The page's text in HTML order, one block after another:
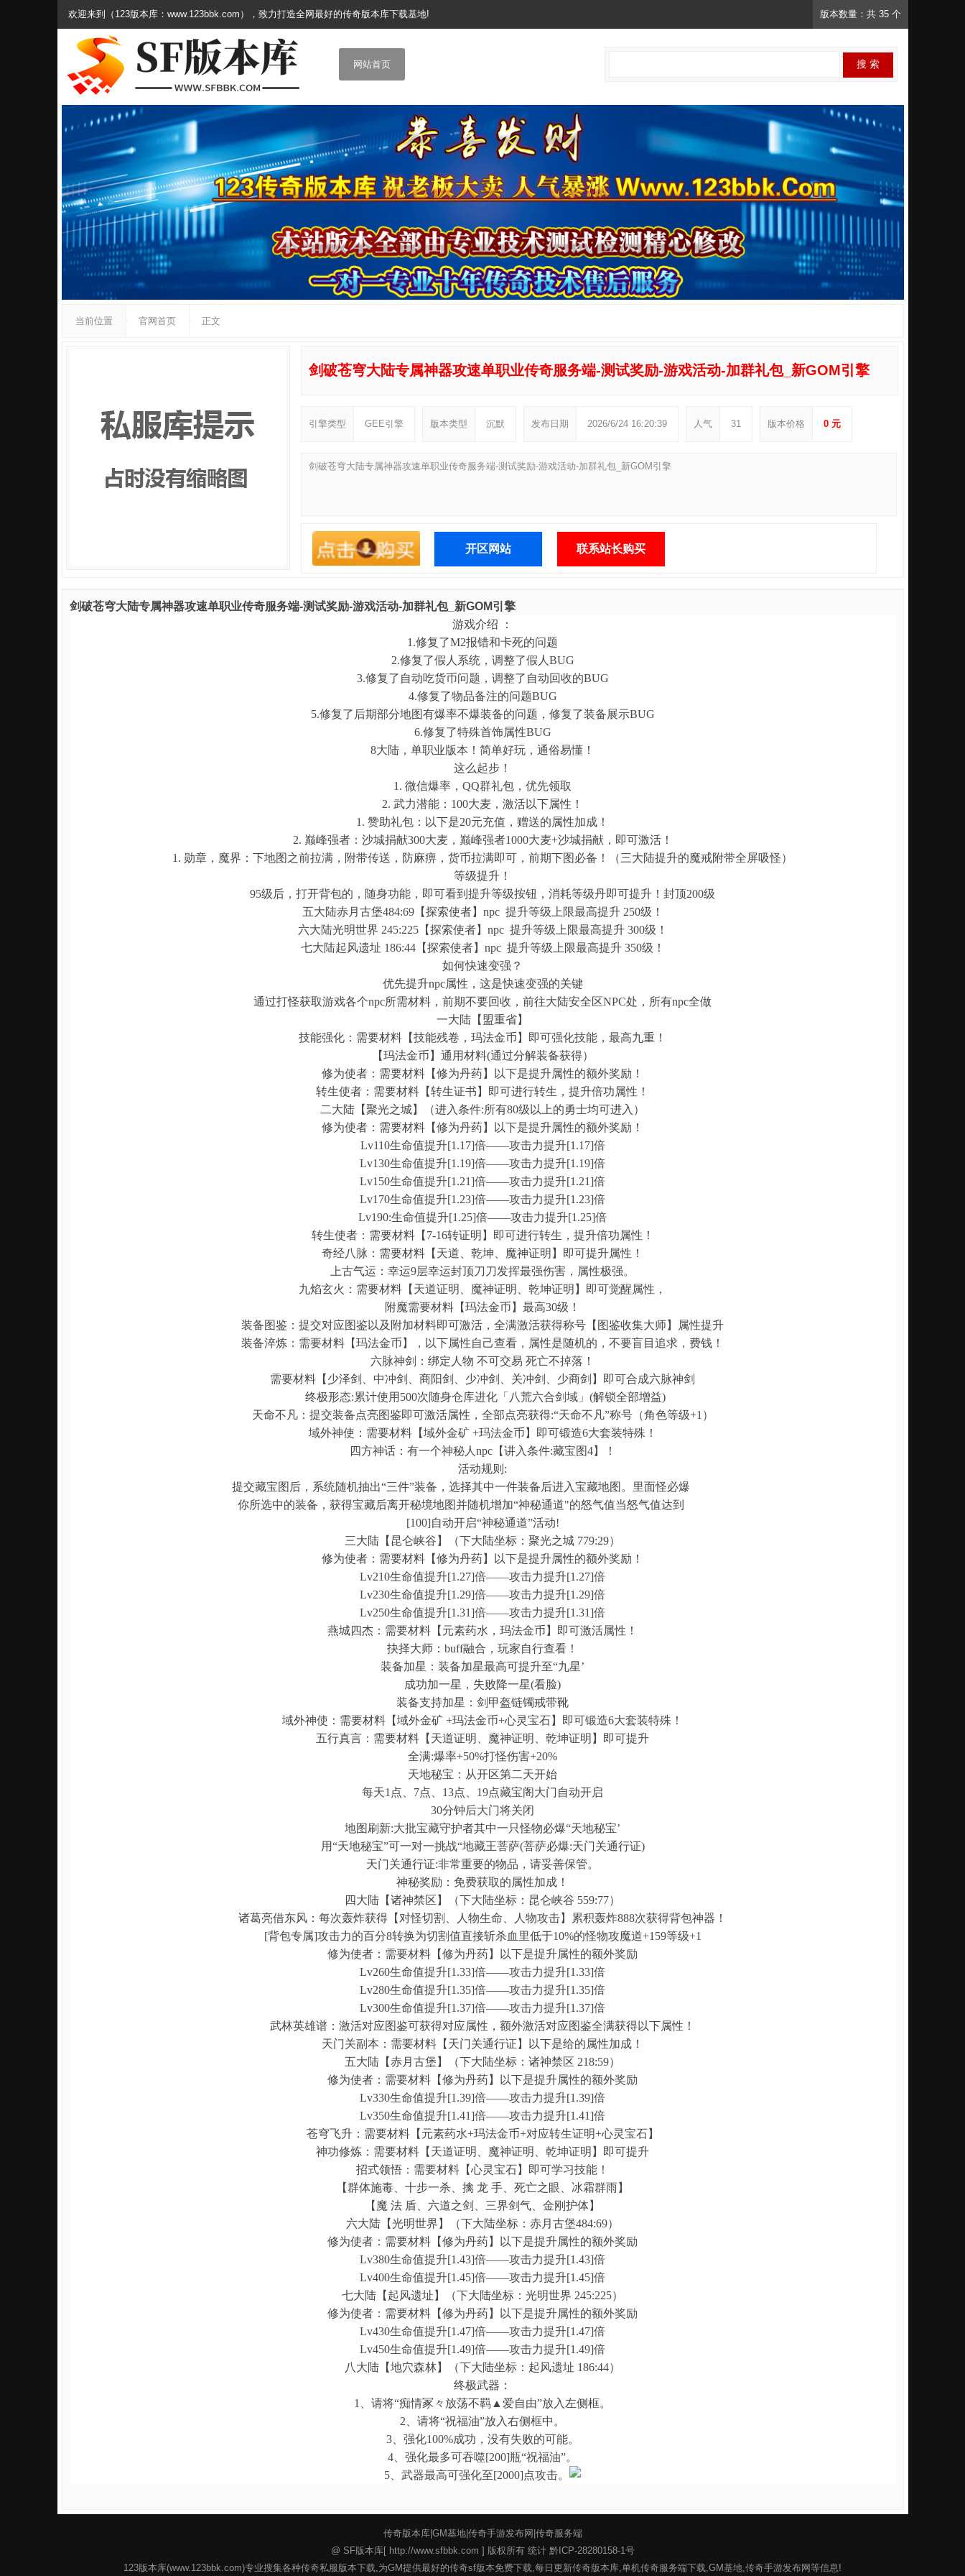
欢迎来到（123版本库：www.123bbk.com），致力打造全网最好的传奇版本库下载基地! 版本数量：共 35 个
网站首页 搜 索
当前位置 官网首页 正文
剑破苍穹大陆专属神器攻速单职业传奇服务端-测试奖励-游戏活动-加群礼包_新GOM引擎
引擎类型 GEE引擎 版本类型 沉默 发布日期 2026/6/24 16:20:39 人气 31 版本价格 0 元
剑破苍穹大陆专属神器攻速单职业传奇服务端-测试奖励-游戏活动-加群礼包_新GOM引擎
开区网站 联系站长购买
剑破苍穹大陆专属神器攻速单职业传奇服务端-测试奖励-游戏活动-加群礼包_新GOM引擎
游戏介绍 ：
1.修复了M2报错和卡死的问题
2.修复了假人系统，调整了假人BUG
3.修复了自动吃货币问题，调整了自动回收的BUG
4.修复了物品备注的问题BUG
5.修复了后期部分地图有爆率不爆装备的问题，修复了装备展示BUG
6.修复了特殊首饰属性BUG
8大陆，单职业版本！简单好玩，通俗易懂！
这么起步！
1. 微信爆率，QQ群礼包，优先领取
2. 武力潜能：100大麦，激活以下属性！
1. 赞助礼包：以下是20元充值，赠送的属性加成！
2. 巅峰强者：沙城捐献300大麦，巅峰强者1000大麦+沙城捐献，即可激活！
1. 勋章，魔界：下地图之前拉满，附带传送，防麻痹，货币拉满即可，前期下图必备！（三大陆提升的魔戒附带全屏吸怪）
等级提升！
95级后，打开背包的，随身功能，即可看到提升等级按钮，消耗等级丹即可提升！封顶200级
五大陆赤月古堡484:69【探索使者】npc 提升等级上限最高提升 250级！
六大陆光明世界 245:225【探索使者】npc 提升等级上限最高提升 300级！
七大陆起风遗址 186:44【探索使者】npc 提升等级上限最高提升 350级！
如何快速变强？
优先提升npc属性，这是快速变强的关键
通过打怪获取游戏各个npc所需材料，前期不要回收，前往大陆安全区NPC处，所有npc全做
一大陆【盟重省】
技能强化：需要材料【技能残卷，玛法金币】即可强化技能，最高九重！
【玛法金币】通用材料(通过分解装备获得）
修为使者：需要材料【修为丹药】以下是提升属性的额外奖励！
转生使者：需要材料【转生证书】即可进行转生，提升倍功属性！
二大陆【聚光之城】（进入条件:所有80级以上的勇士均可进入）
修为使者：需要材料【修为丹药】以下是提升属性的额外奖励！
Lv110生命值提升[1.17]倍——攻击力提升[1.17]倍
Lv130生命值提升[1.19]倍——攻击力提升[1.19]倍
Lv150生命值提升[1.21]倍——攻击力提升[1.21]倍
Lv170生命值提升[1.23]倍——攻击力提升[1.23]倍
Lv190:生命值提升[1.25]倍——攻击力提升[1.25]倍
转生使者：需要材料【7-16转证明】即可进行转生，提升倍功属性！
奇经八脉：需要材料【天道、乾坤、魔神证明】即可提升属性！
上古气运：幸运9层幸运封顶刀刀发挥最强伤害，属性极强。
九焰玄火：需要材料【天道证明、魔神证明、乾坤证明】即可觉醒属性，
附魔需要材料【玛法金币】最高30级！
装备图鉴：提交对应图鉴以及附加材料即可激活，全满激活获得称号【图鉴收集大师】属性提升
装备淬炼：需要材料【玛法金币】，以下属性自己查看，属性是随机的，不要盲目追求，费钱！
六脉神剑：绑定人物 不可交易 死亡不掉落！
需要材料【少泽剑、中冲剑、商阳剑、少冲剑、关冲剑、少商剑】即可合成六脉神剑
终极形态:累计使用500次随身仓库进化「八荒六合剑域」(解锁全部增益)
天命不凡：提交装备点亮图鉴即可激活属性，全部点亮获得:“天命不凡”称号（角色等级+1）
域外神使：需要材料【域外金矿 +玛法金币】即可锻造6大套装特殊！
四方神话：有一个神秘人npc【讲入条件:藏宝图4】！
活动规则:
提交藏宝图后，系统随机抽出“三件”装备，选择其中一件装备后进入宝藏地图。里面怪必爆
你所选中的装备，获得宝藏后离开秘境地图并随机增加“神秘通道"的怒气值当怒气值达到
[100]自动开启“神秘通道”活动!
三大陆【昆仑峡谷】（下大陆坐标：聚光之城 779:29）
修为使者：需要材料【修为丹药】以下是提升属性的额外奖励！
Lv210生命值提升[1.27]倍——攻击力提升[1.27]倍
Lv230生命值提升[1.29]倍——攻击力提升[1.29]倍
Lv250生命值提升[1.31]倍——攻击力提升[1.31]倍
燕城四杰：需要材料【元素药水，玛法金币】即可激活属性！
抉择大师：buff融合，玩家自行查看！
装备加星：装备加星最高可提升至“九星’
成功加一星，失败降一星(看脸)
装备支持加星：剑甲盔链镯戒带靴
域外神使：需要材料【域外金矿 +玛法金币+心灵宝石】即可锻造6大套装特殊！
五行真言：需要材料【天道证明、魔神证明、乾坤证明】即可提升
全满:爆率+50%打怪伤害+20%
天地秘宝：从开区第二天开始
每天1点、7点、13点、19点藏宝阁大门自动开启
30分钟后大门将关闭
地图刷新:大批宝藏守护者其中一只怪物必爆“天地秘宝’
用“天地秘宝”可一对一挑战“地藏王菩萨(菩萨必爆:天门关通行证)
天门关通行证:非常重要的物品，请妥善保管。
神秘奖励：免费获取的属性加成！
四大陆【诸神禁区】（下大陆坐标：昆仑峡谷 559:77）
诸葛亮借东风：每次轰炸获得【对怪切割、人物生命、人物攻击】累积轰炸888次获得背包神器！
[背包专属]攻击力的百分8转换为切割值直接斩杀血里低于10%的怪物攻魔道+159等级+1
修为使者：需要材料【修为丹药】以下是提升属性的额外奖励
Lv260生命值提升[1.33]倍——攻击力提升[1.33]倍
Lv280生命值提升[1.35]倍——攻击力提升[1.35]倍
Lv300生命值提升[1.37]倍——攻击力提升[1.37]倍
武林英雄谱：激活对应图鉴可获得对应属性，额外激活对应图鉴全满获得以下属性！
天门关副本：需要材料【天门关通行证】以下是给的属性加成！
五大陆【赤月古堡】（下大陆坐标：诸神禁区 218:59）
修为使者：需要材料【修为丹药】以下是提升属性的额外奖励
Lv330生命值提升[1.39]倍——攻击力提升[1.39]倍
Lv350生命值提升[1.41]倍——攻击力提升[1.41]倍
苍穹飞升：需要材料【元素药水+玛法金币+对应转生证明+心灵宝石】
神功修炼：需要材料【天道证明、魔神证明、乾坤证明】即可提升
招式领悟：需要材料【心灵宝石】即可学习技能！
【群体施毒、十步一杀、擒 龙 手、死亡之眼、冰霜群雨】
【魔 法 盾、六道之剑、三界剑气、金刚护体】
六大陆【光明世界】（下大陆坐标：赤月古堡484:69）
修为使者：需要材料【修为丹药】以下是提升属性的额外奖励
Lv380生命值提升[1.43]倍——攻击力提升[1.43]倍
Lv400生命值提升[1.45]倍——攻击力提升[1.45]倍
七大陆【起风遗址】（下大陆坐标：光明世界 245:225）
修为使者：需要材料【修为丹药】以下是提升属性的额外奖励
Lv430生命值提升[1.47]倍——攻击力提升[1.47]倍
Lv450生命值提升[1.49]倍——攻击力提升[1.49]倍
八大陆【地穴森林】（下大陆坐标：起风遗址 186:44）
终极武器：
1、请将“痴情冢々放荡不羁▲爱自由”放入左侧框。
2、请将“祝福油”放入右侧框中。
3、强化100%成功，没有失败的可能。
4、强化最多可吞噬[200]瓶“祝福油”。
5、武器最高可强化至[2000]点攻击。
传奇版本库|GM基地|传奇手游发布网|传奇服务端
@ SF版本库[ http://www.sfbbk.com ] 版权所有 统计 黔ICP-28280158-1号
123版本库(www.123bbk.com)专业搜集各种传奇私服版本下载,为GM提供最好的传奇sf版本免费下载,每日更新传奇版本库,单机传奇服务端下载,GM基地,传奇手游发布网等信息!